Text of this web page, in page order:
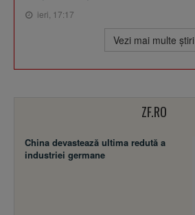
ieri, 17:17
Vezi mai multe ştiri
ZF.RO
China devastează ultima redută a
industriei germane